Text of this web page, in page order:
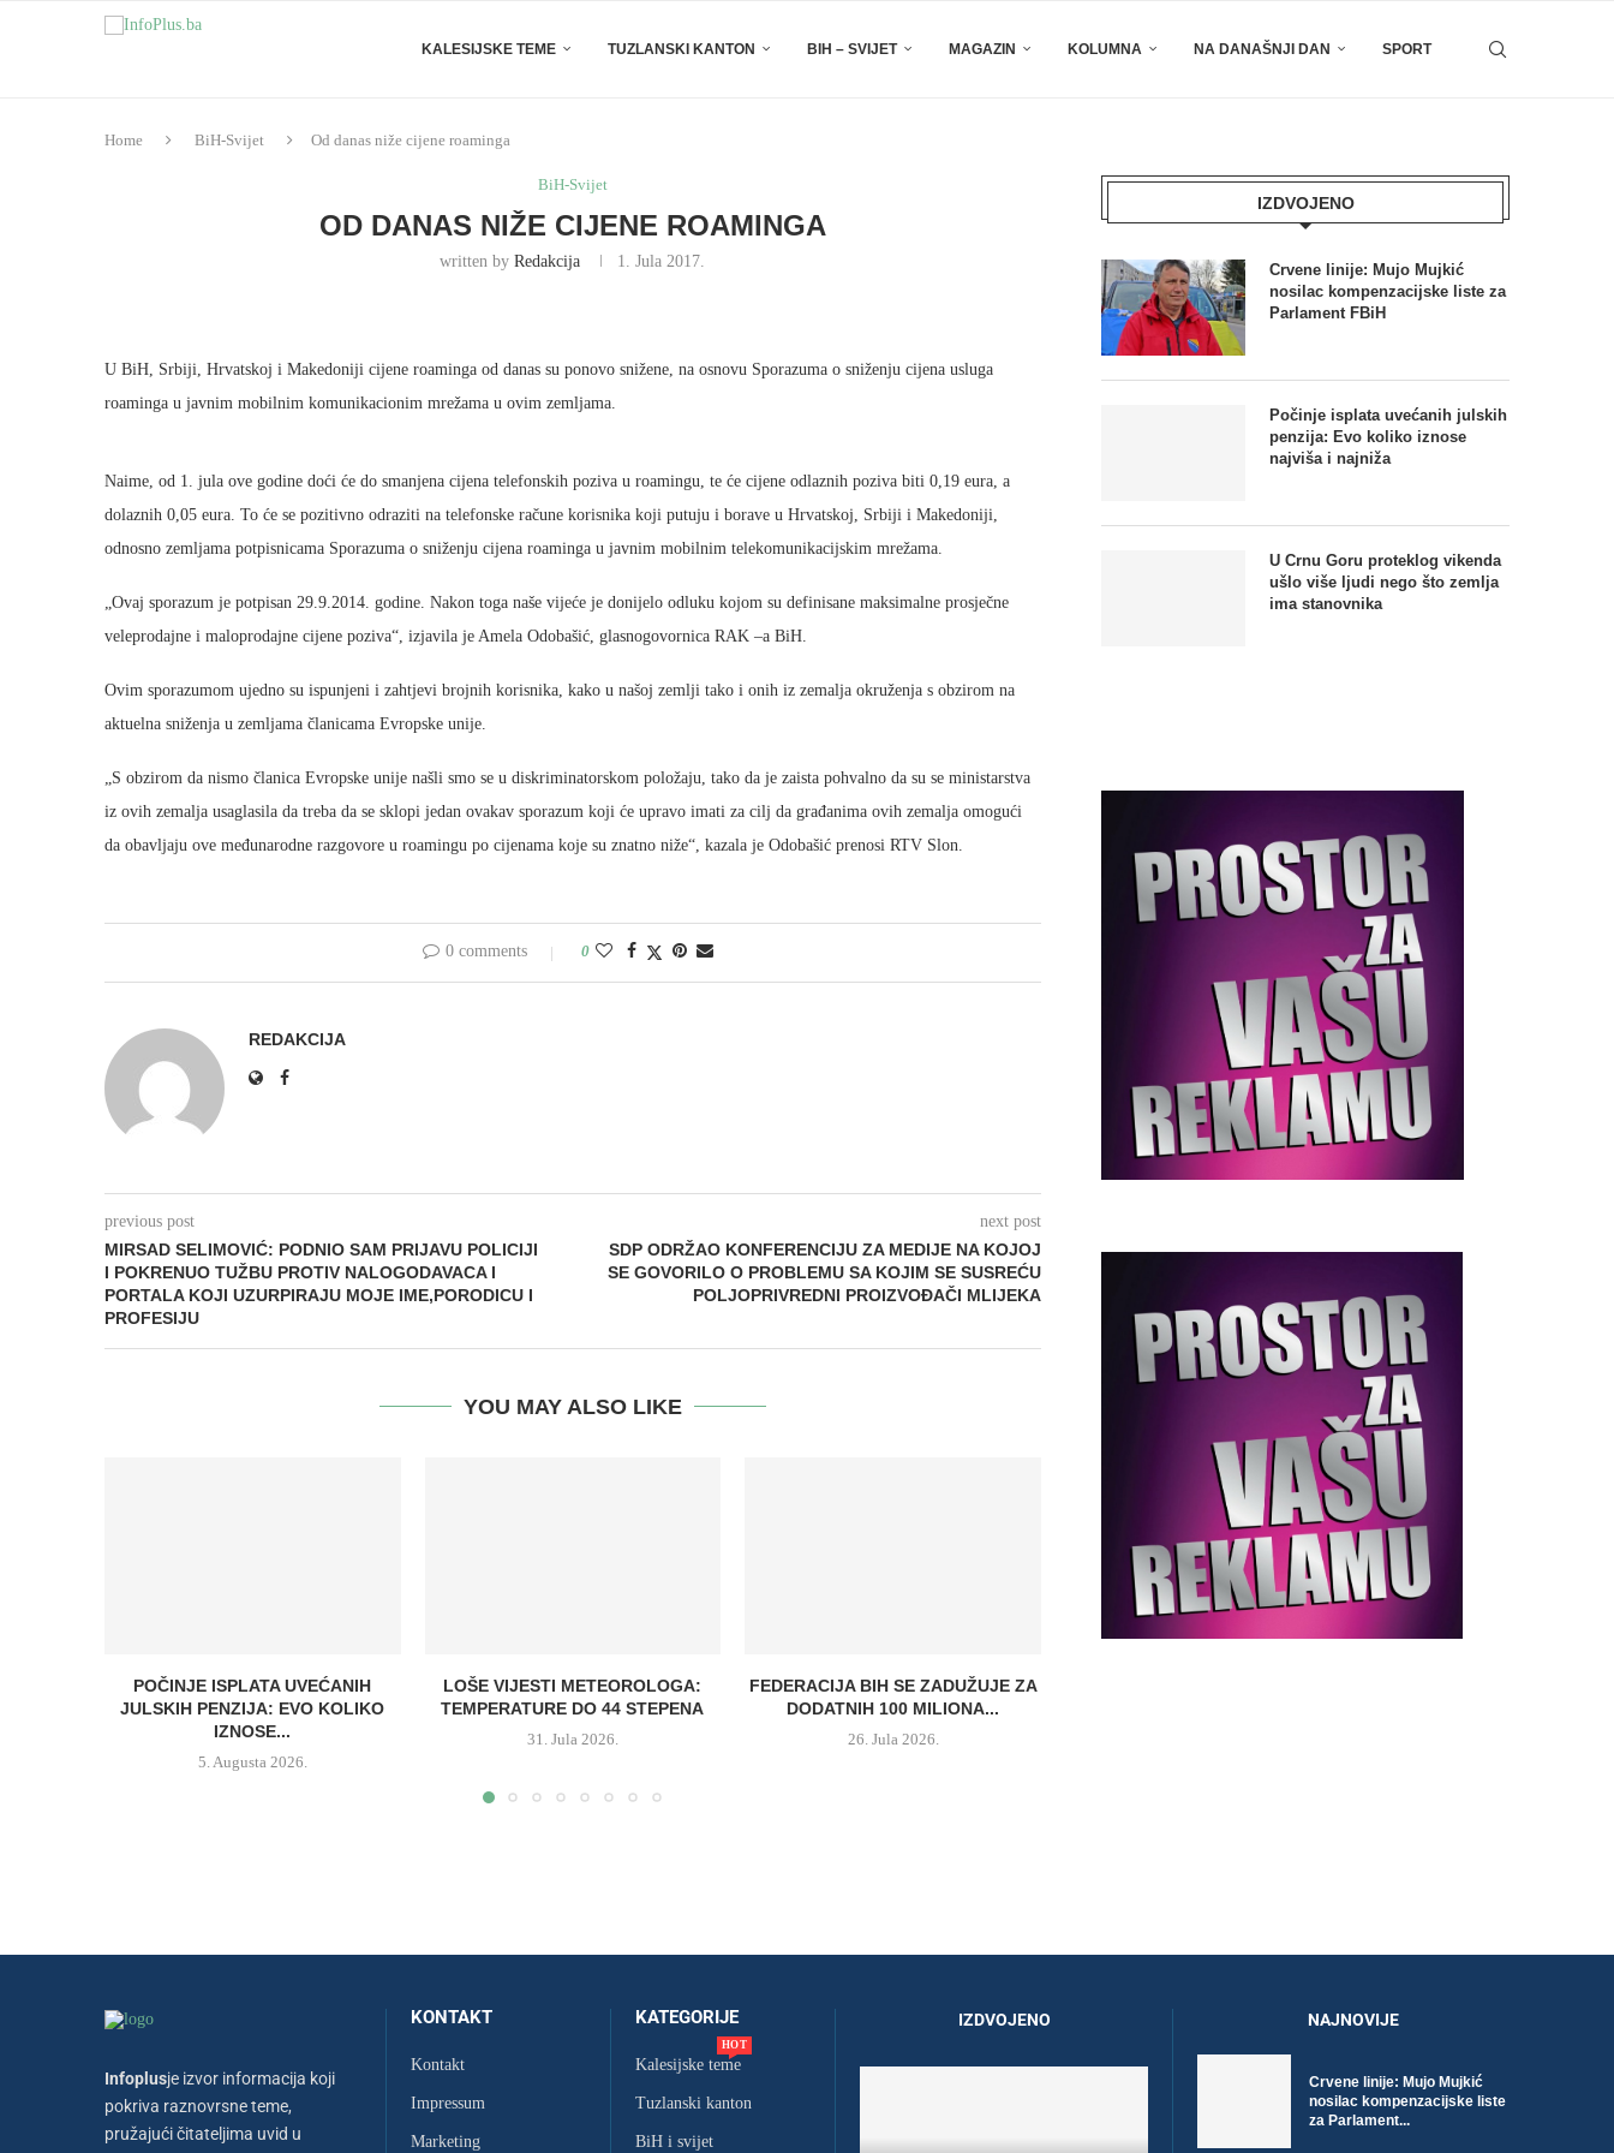
KALESIJSKE TEME TUZLANSKI KANTON BIH – SVIJET MAGAZIN KOLUMNA NA DANAŠNJI DAN SPORT
Home BiH-Svijet Od danas niže cijene roaminga
BiH-Svijet
OD DANAS NIŽE CIJENE ROAMINGA
written byRedakcija 1. Jula 2017.
U BiH, Srbiji, Hrvatskoj i Makedoniji cijene roaminga od danas su ponovo snižene, na osnovu Sporazuma o sniženju cijena usluga
roaminga u javnim mobilnim komunikacionim mrežama u ovim zemljama.
Naime, od 1. jula ove godine doći će do smanjena cijena telefonskih poziva u roamingu, te će cijene odlaznih poziva biti 0,19 eura, a
dolaznih 0,05 eura. To će se pozitivno odraziti na telefonske račune korisnika koji putuju i borave u Hrvatskoj, Srbiji i Makedoniji,
odnosno zemljama potpisnicama Sporazuma o sniženju cijena roaminga u javnim mobilnim telekomunikacijskim mrežama.
„Ovaj sporazum je potpisan 29.9.2014. godine. Nakon toga naše vijeće je donijelo odluku kojom su definisane maksimalne prosječne
veleprodajne i maloprodajne cijene poziva“, izjavila je Amela Odobašić, glasnogovornica RAK –a BiH.
Ovim sporazumom ujedno su ispunjeni i zahtjevi brojnih korisnika, kako u našoj zemlji tako i onih iz zemalja okruženja s obzirom na
aktuelna sniženja u zemljama članicama Evropske unije.
„S obzirom da nismo članica Evropske unije našli smo se u diskriminatorskom položaju, tako da je zaista pohvalno da su se ministarstva
iz ovih zemalja usaglasila da treba da se sklopi jedan ovakav sporazum koji će upravo imati za cilj da građanima ovih zemalja omogući
da obavljaju ove međunarodne razgovore u roamingu po cijenama koje su znatno niže“, kazala je Odobašić prenosi RTV Slon.
0 comments 0
REDAKCIJA
previous post
MIRSAD SELIMOVIĆ: PODNIO SAM PRIJAVU POLICIJI
I POKRENUO TUŽBU PROTIV NALOGODAVACA I
PORTALA KOJI UZURPIRAJU MOJE IME,PORODICU I
PROFESIJU
next post
SDP ODRŽAO KONFERENCIJU ZA MEDIJE NA KOJOJ
SE GOVORILO O PROBLEMU SA KOJIM SE SUSREĆU
POLJOPRIVREDNI PROIZVOĐAČI MLIJEKA
YOU MAY ALSO LIKE
POČINJE ISPLATA UVEĆANIH
JULSKIH PENZIJA: EVO KOLIKO
IZNOSE...
5. Augusta 2026.
LOŠE VIJESTI METEOROLOGA:
TEMPERATURE DO 44 STEPENA
31. Jula 2026.
FEDERACIJA BIH SE ZADUŽUJE ZA
DODATNIH 100 MILIONA...
26. Jula 2026.
IZDVOJENO
Crvene linije: Mujo Mujkić
nosilac kompenzacijske liste za
Parlament FBiH
Počinje isplata uvećanih julskih
penzija: Evo koliko iznose
najviša i najniža
U Crnu Goru proteklog vikenda
ušlo više ljudi nego što zemlja
ima stanovnika
Infoplusje izvor informacija koji
pokriva raznovrsne teme,
pružajući čitateljima uvid u
KONTAKT
Kontakt
Impressum
Marketing
KATEGORIJE
Kalesijske teme
HOT
Tuzlanski kanton
BiH i svijet
IZDVOJENO NAJNOVIJE
Crvene linije: Mujo Mujkić
nosilac kompenzacijske liste
za Parlament...